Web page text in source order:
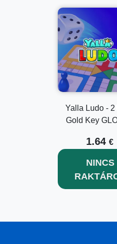
Yalla Ludo - 2
Gold Key
1.64 €
NINCS